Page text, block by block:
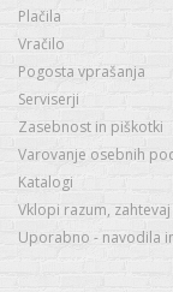
Plačila
Vračilo
Pogosta vprašanja
Serviserji
Zasebnost in piškotki
Varovanje osebnih
Katalogi
Vklopi razum,
Uporabno - navodila